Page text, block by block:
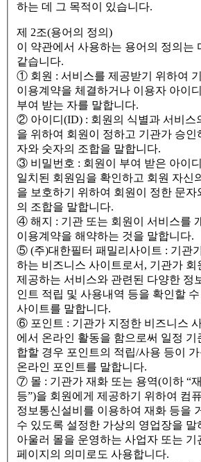
하는 데 그 목적이 있습니다.
제 2조(용어의 정의)
이 약관에서 사용하는 용어의 정의는
같습니다.
① 회원 : 서비스를 제공받기 위하여
이용계약을 체결하거나 이용자 아이
부여 받는 자를 말합니다.
② 아이디(ID) : 회원의 식별과 서비스
을 위하여 회원이 정하고 기관가 승인
자와 숫자의 조합을 말합니다.
③ 비밀번호 : 회원이 부여 받은 아이
일치된 회원임을 확인하고 회원 자신
을 보호하기 위하여 회원이 정한 문자
의 조합을 말합니다.
④ 해지 : 기관 또는 회원이 서비스를
이용계약을 해약하는 것을 말합니다.
⑤ (주)대한필터 패밀리사이트 : 기관
하는 비즈니스 사이트로서, 기관가 회
제공하는 서비스와 관련된 다양한 정
인트 적립 및 사용내역 등을 확인할
사이트를 말합니다.
⑥ 포인트 : 기관가 지정한 비즈니스
에서 온라인 활동을 함으로써 일정 기
합할 경우 포인트의 적립/사용 등이
온라인 포인트를 말합니다.
⑦ 몰 : 기관가 재화 또는 용역(이하 “
등”)을 회원에게 제공하기 위하여 컴
정보통신설비를 이용하여 재화 등을
수 있도록 설정한 가상의 영업장을 말
아울러 몰을 운영하는 사업자 또는 기
페이지의 의미로도 사용합니다.